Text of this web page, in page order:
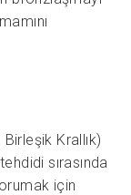
Krallık)
sırasında
için